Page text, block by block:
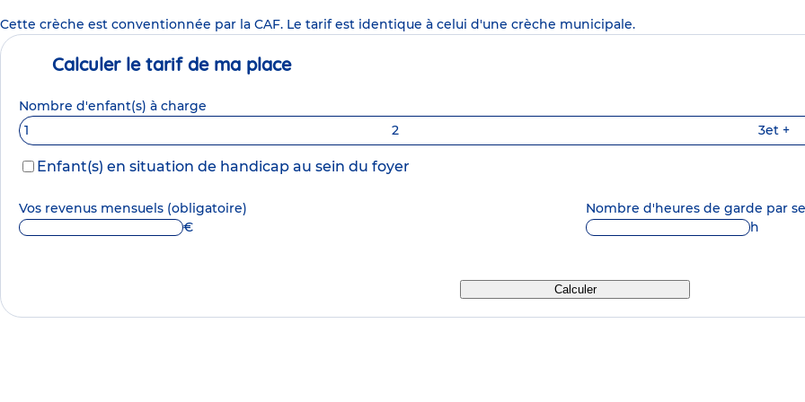
Cette crèche est conventionnée par la CAF. Le tarif est identique à celui d'une crèche municipale.
Calculer le tarif de ma place
Nombre d'enfant(s) à charge
1
2 3et +
Enfant(s) en situation de handicap au sein du foyer
Vos revenus mensuels (obligatoire)
€
Nombre d'heures de garde par
h
Calculer